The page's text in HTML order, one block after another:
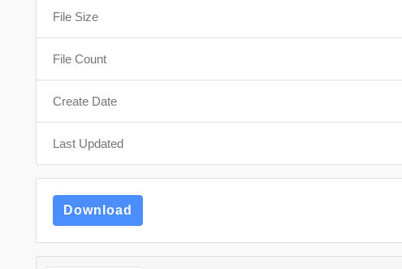
File Size
File Count
Create Date
Last Updated
Download